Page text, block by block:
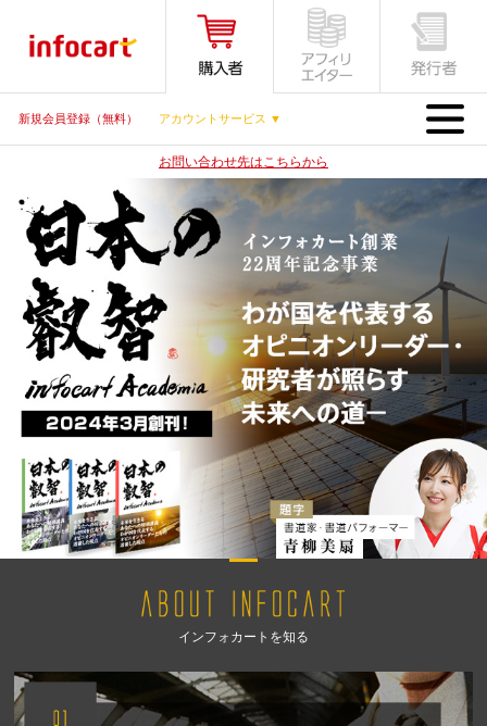
新規会員登録（無料） アカウントサービス ▼ MENU
お問い合わせ先はこちらから
インフォカートを知る